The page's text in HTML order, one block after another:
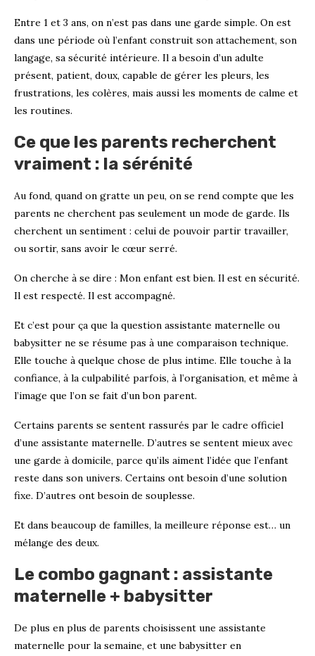
Entre 1 et 3 ans, on n’est pas dans une garde simple. On est
dans une période où l’enfant construit son attachement, son
langage, sa sécurité intérieure. Il a besoin d’un adulte
présent, patient, doux, capable de gérer les pleurs, les
frustrations, les colères, mais aussi les moments de calme et
les routines.
Ce que les parents recherchent
vraiment : la sérénité
Au fond, quand on gratte un peu, on se rend compte que les
parents ne cherchent pas seulement un mode de garde. Ils
cherchent un sentiment : celui de pouvoir partir travailler,
ou sortir, sans avoir le cœur serré.
On cherche à se dire : Mon enfant est bien. Il est en sécurité.
Il est respecté. Il est accompagné.
Et c’est pour ça que la question assistante maternelle ou
babysitter ne se résume pas à une comparaison technique.
Elle touche à quelque chose de plus intime. Elle touche à la
confiance, à la culpabilité parfois, à l’organisation, et même à
l’image que l’on se fait d’un bon parent.
Certains parents se sentent rassurés par le cadre officiel
d’une assistante maternelle. D’autres se sentent mieux avec
une garde à domicile, parce qu’ils aiment l’idée que l’enfant
reste dans son univers. Certains ont besoin d’une solution
fixe. D’autres ont besoin de souplesse.
Et dans beaucoup de familles, la meilleure réponse est… un
mélange des deux.
Le combo gagnant : assistante
maternelle + babysitter
De plus en plus de parents choisissent une assistante
maternelle pour la semaine, et une babysitter en